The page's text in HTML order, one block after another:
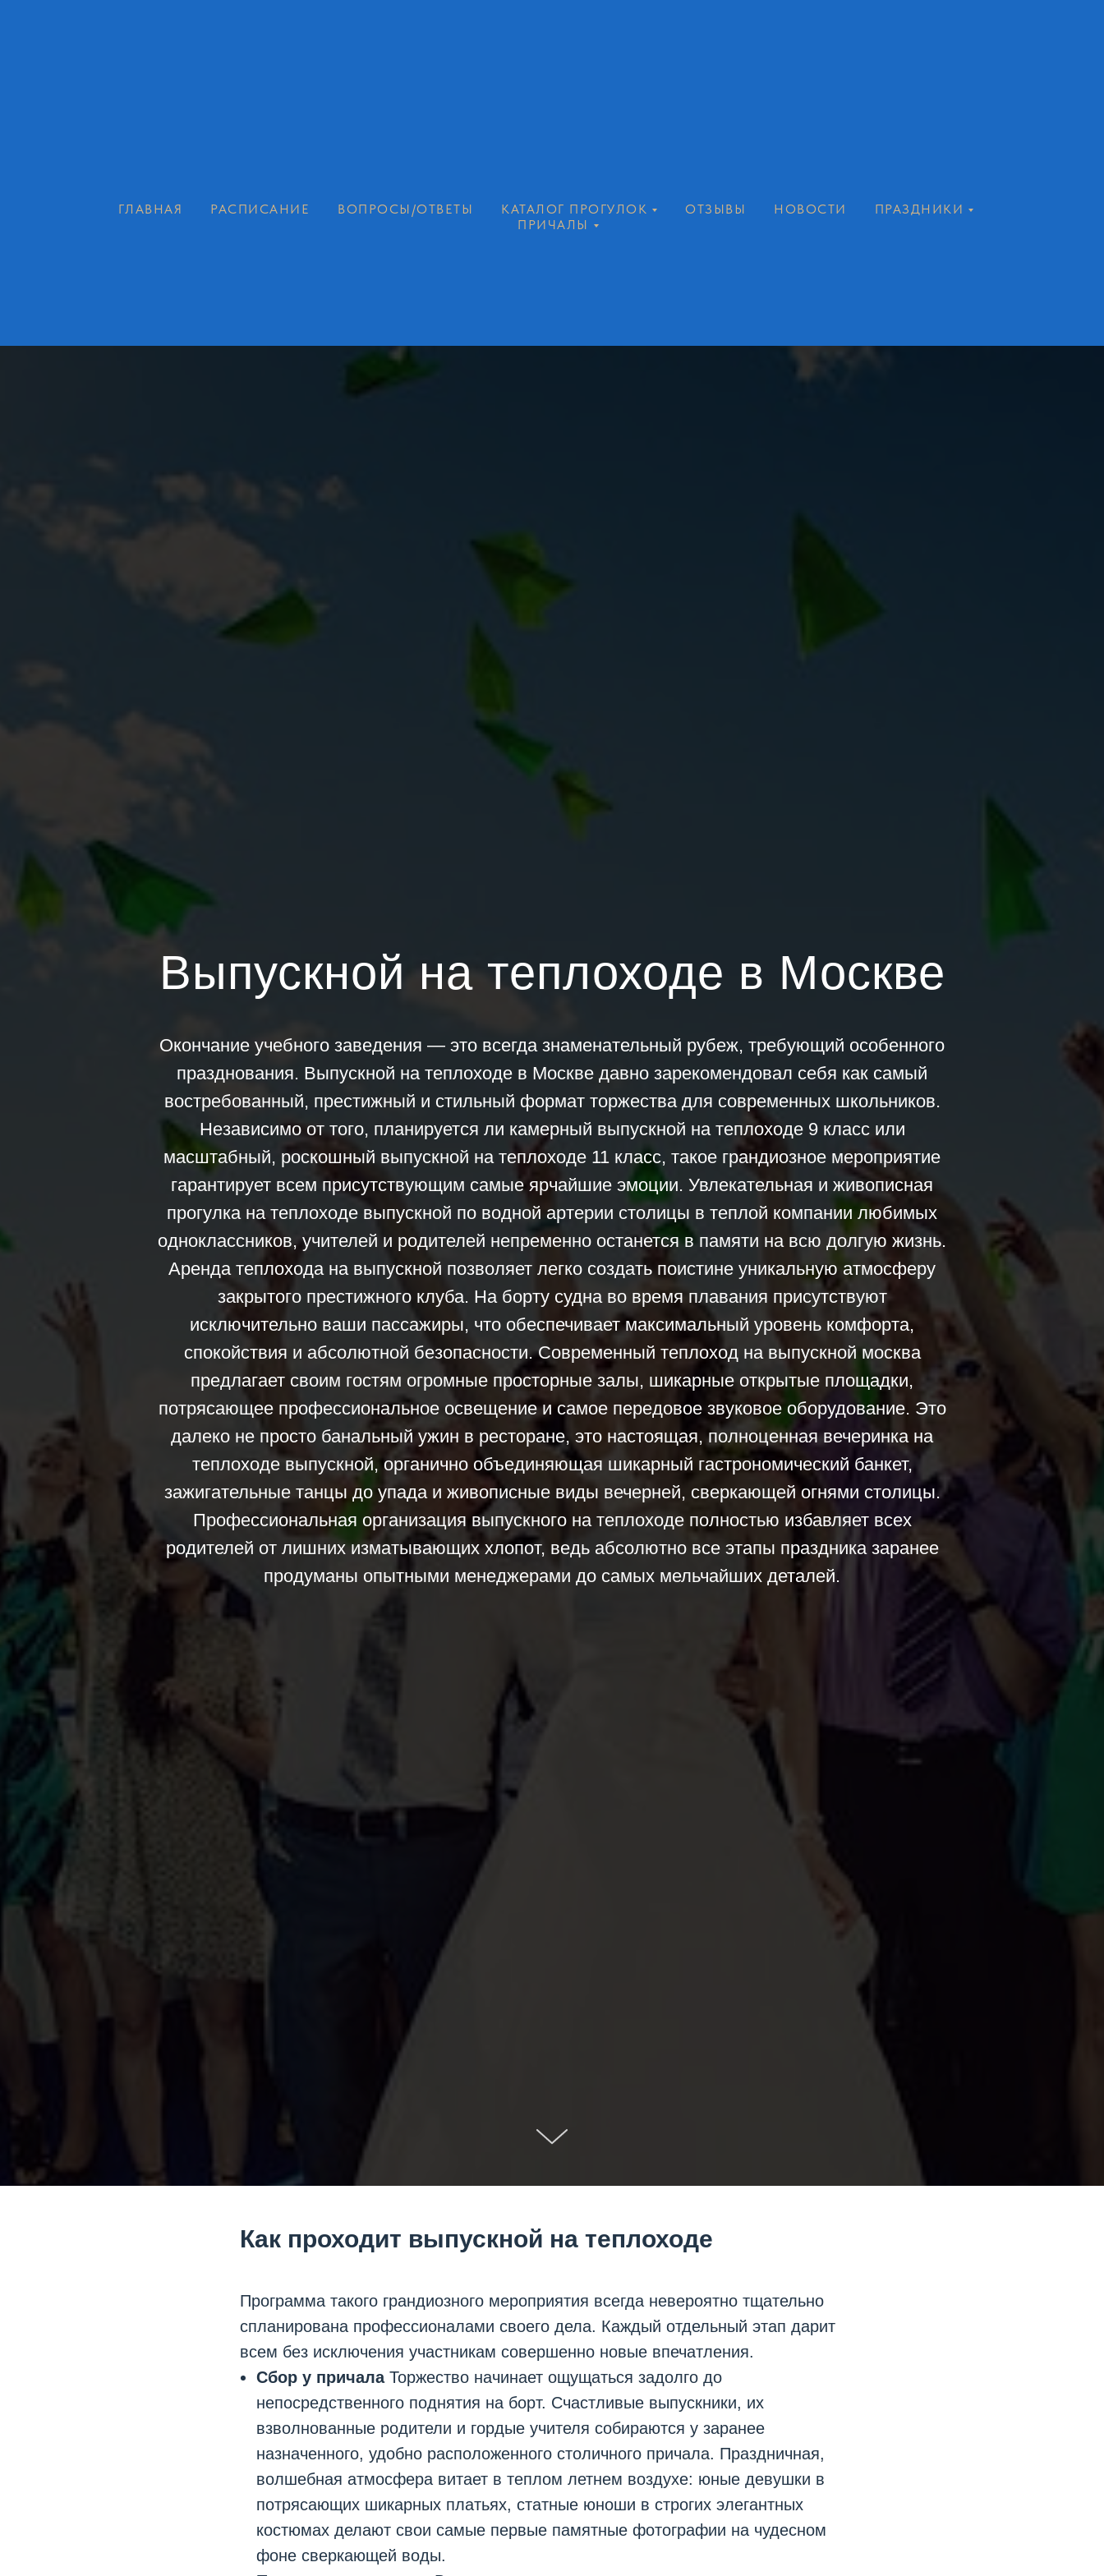
ГЛАВНАЯ РАСПИСАНИЕ ВОПРОСЫ/ОТВЕТЫ КАТАЛОГ ПРОГУЛОК ОТЗЫВЫ НОВОСТИ
ПРАЗДНИКИ
ПРИЧАЛЫ
Выпускной на теплоходе в Москве
Окончание учебного заведения — это всегда знаменательный рубеж, требующий особенного
празднования. Выпускной на теплоходе в Москве давно зарекомендовал себя как самый
востребованный, престижный и стильный формат торжества для современных школьников.
Независимо от того, планируется ли камерный выпускной на теплоходе 9 класс или
масштабный, роскошный выпускной на теплоходе 11 класс, такое грандиозное мероприятие
гарантирует всем присутствующим самые ярчайшие эмоции. Увлекательная и живописная
прогулка на теплоходе выпускной по водной артерии столицы в теплой компании любимых
одноклассников, учителей и родителей непременно останется в памяти на всю долгую жизнь.
Аренда теплохода на выпускной позволяет легко создать поистине уникальную атмосферу
закрытого престижного клуба. На борту судна во время плавания присутствуют
исключительно ваши пассажиры, что обеспечивает максимальный уровень комфорта,
спокойствия и абсолютной безопасности. Современный теплоход на выпускной москва
предлагает своим гостям огромные просторные залы, шикарные открытые площадки,
потрясающее профессиональное освещение и самое передовое звуковое оборудование. Это
далеко не просто банальный ужин в ресторане, это настоящая, полноценная вечеринка на
теплоходе выпускной, органично объединяющая шикарный гастрономический банкет,
зажигательные танцы до упада и живописные виды вечерней, сверкающей огнями столицы.
Профессиональная организация выпускного на теплоходе полностью избавляет всех
родителей от лишних изматывающих хлопот, ведь абсолютно все этапы праздника заранее
продуманы опытными менеджерами до самых мельчайших деталей.
Как проходит выпускной на теплоходе
Программа такого грандиозного мероприятия всегда невероятно тщательно
спланирована профессионалами своего дела. Каждый отдельный этап дарит
всем без исключения участникам совершенно новые впечатления.
Сбор у причалаТоржество начинает ощущаться задолго до
непосредственного поднятия на борт. Счастливые выпускники, их
взволнованные родители и гордые учителя собираются у заранее
назначенного, удобно расположенного столичного причала. Праздничная,
волшебная атмосфера витает в теплом летнем воздухе: юные девушки в
потрясающих шикарных платьях, статные юноши в строгих элегантных
костюмах делают свои самые первые памятные фотографии на чудесном
фоне сверкающей воды.